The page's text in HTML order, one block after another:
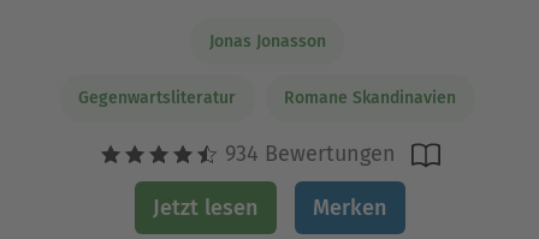
Jonas Jonasson
Gegenwartsliteratur Romane Skandinavien
934 Bewertungen
Jetzt lesen Merken